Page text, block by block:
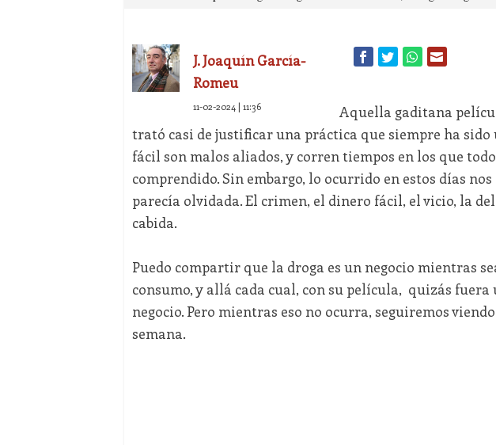
J. Joaquín García-
Romeu
11-02-2024 | 11:36
Aquella gaditana
trató casi de justificar una práctica que siempre ha sido
fácil son malos aliados, y corren tiempos en los que
comprendido. Sin embargo, lo ocurrido en estos días
parecía olvidada. El crimen, el dinero fácil, el vicio, la
cabida.
Puedo compartir que la droga es un negocio mientras
consumo, y allá cada cual, con su película, quizás
negocio. Pero mientras eso no ocurra, seguiremos
semana.